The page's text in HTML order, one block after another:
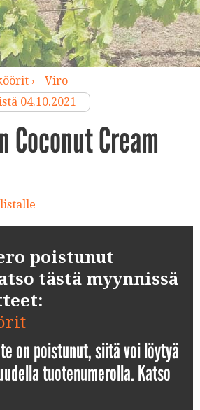
›
Viro
04.10.2021
Coconut Cream
poistunut
tästä myynnissä
on poistunut, siitä voi löytyä
tuotenumerolla. Katso